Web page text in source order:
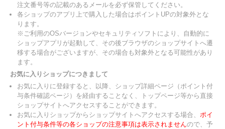
注文番号等の記載のあるメールを必ず保管してください。
各ショップのアプリ上で購入した場合はポイントUPの対象外とな
ります。
※ご利用のOSバージョンやセキュリティソフトにより、自動的に
ショップアプリが起動して、その後ブラウザのショップサイトへ遷
移する場合がございますが、その場合も対象外となる可能性があり
ます。
お気に入りショップにつきまして
お気に入りに登録すると、以降、ショップ詳細ページ（ポイント付
与条件確認ページ）を経由することなく、トップページ等から直接
ショップサイトへアクセスすることができます。
お気に入りショップからショップサイトへアクセスする場合、 ポイ
ント付与条件等の各ショップの注意事項は表示されませんので、予